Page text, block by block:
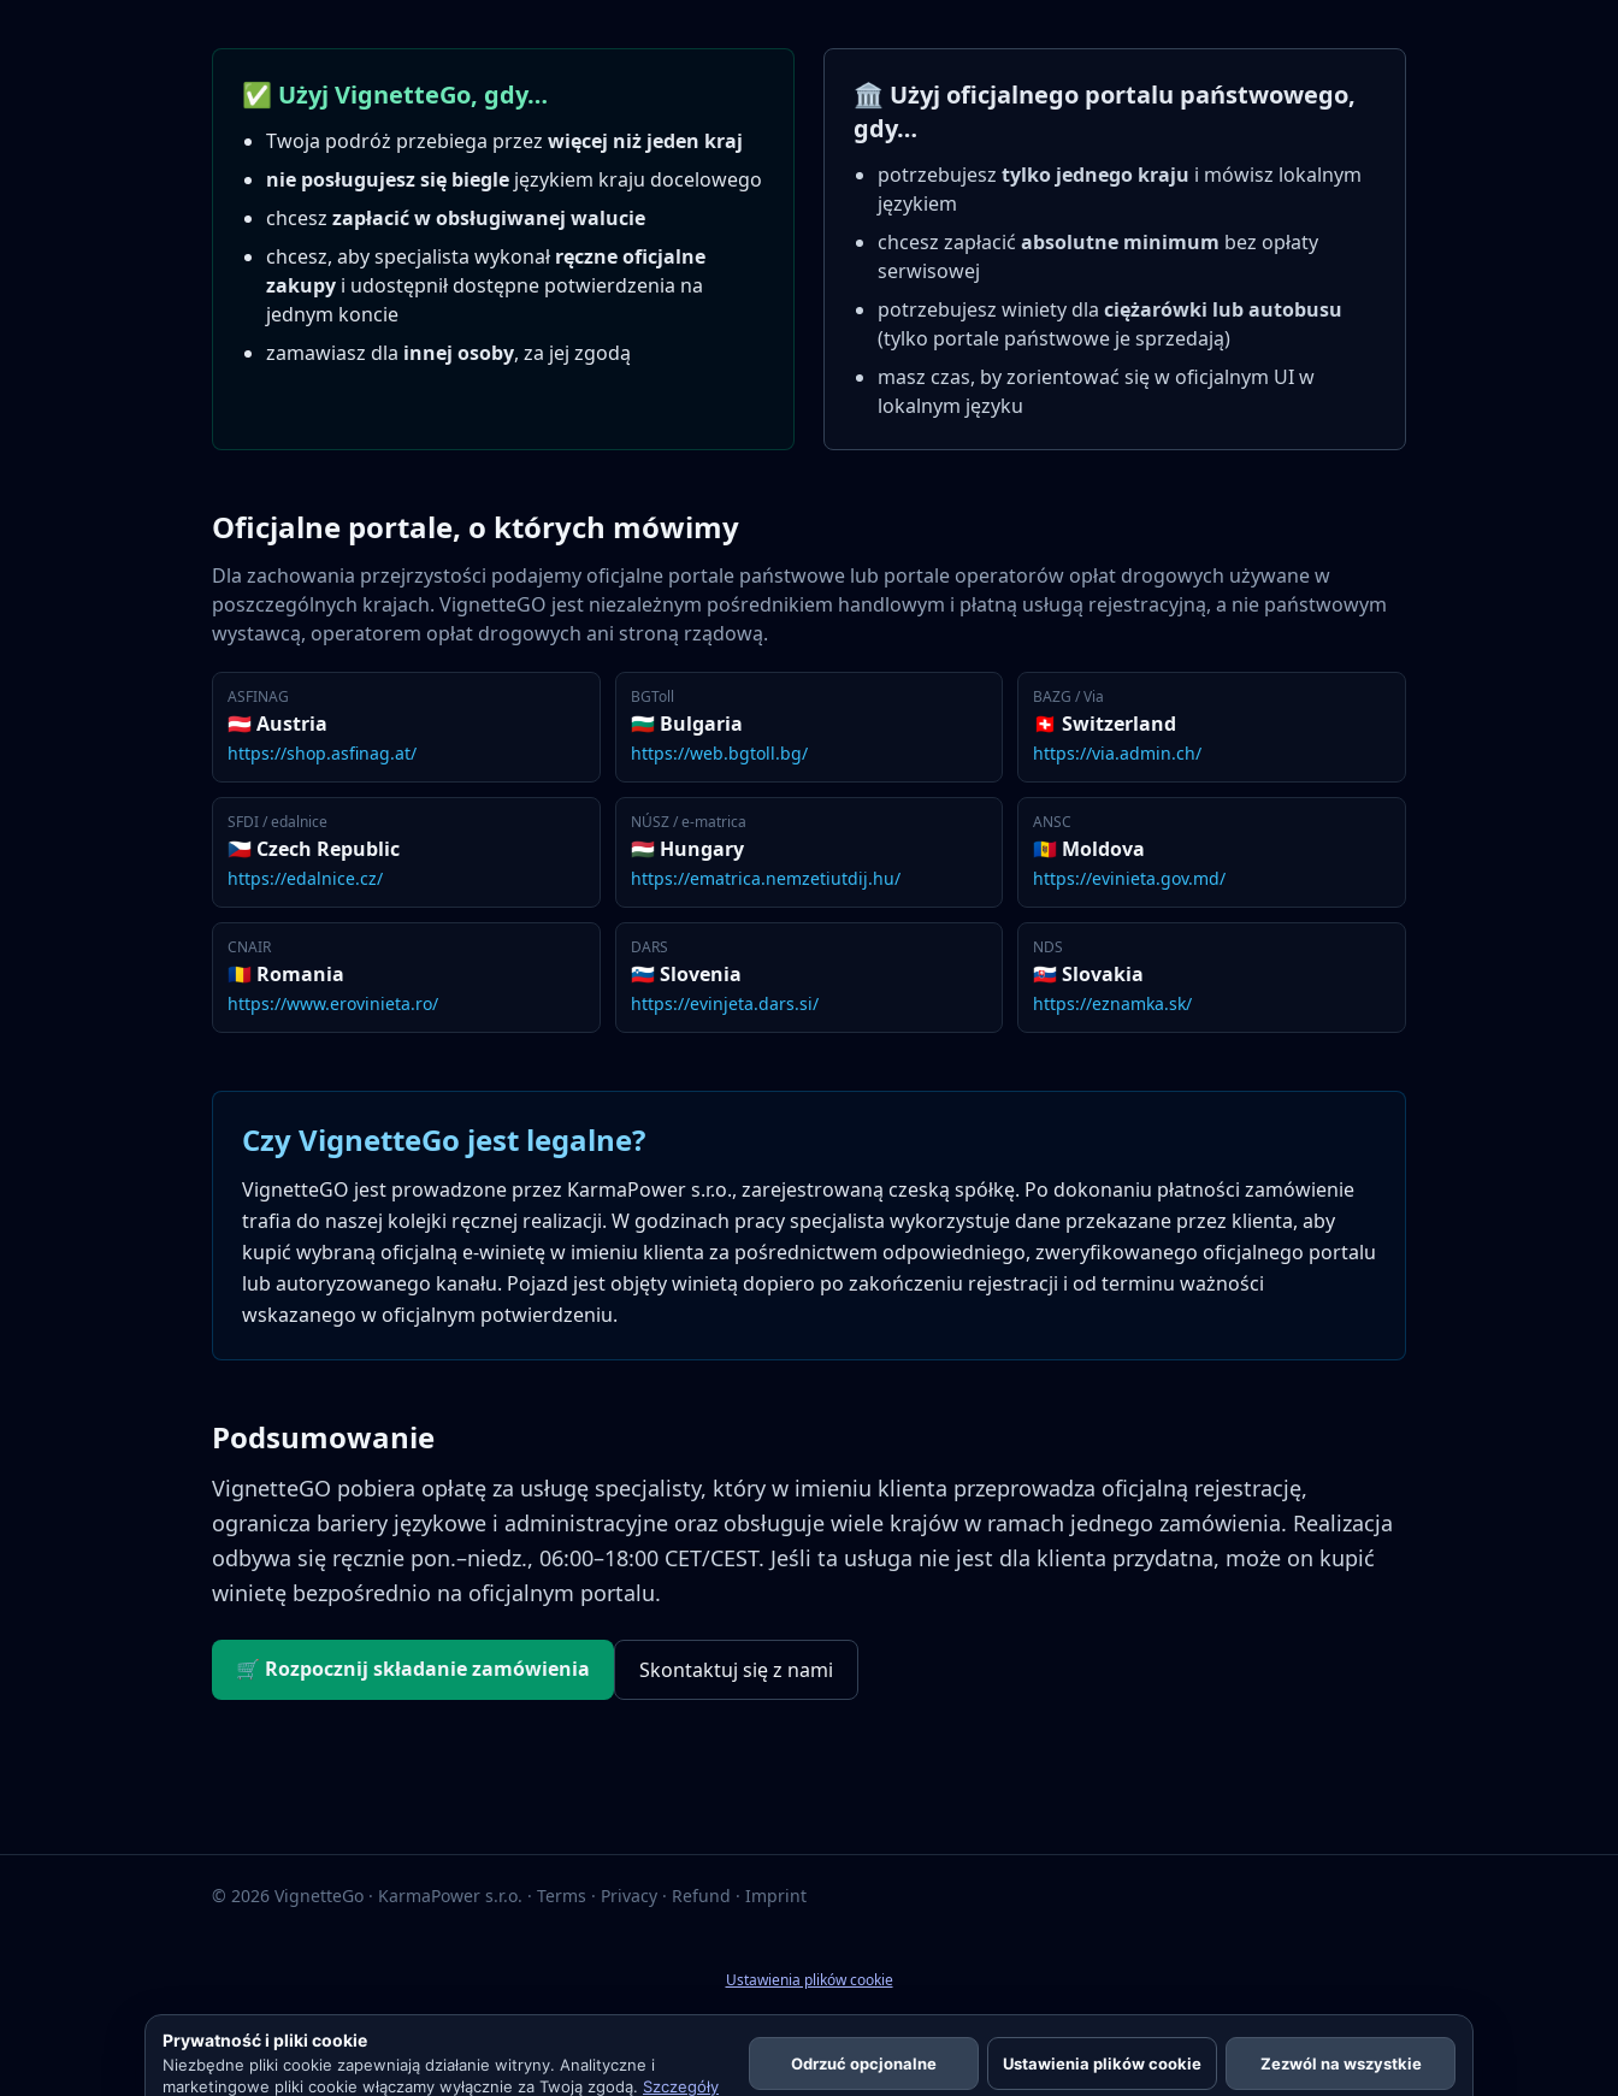
Prywatność i pliki cookie
Niezbędne pliki cookie zapewniają działanie witryny. Analityczne i
marketingowe pliki cookie włączamy wyłącznie za Twoją zgodą. Szczegóły
Odrzuć opcjonalne Ustawienia plików cookie Zezwól na wszystkie
✅ Użyj VignetteGo, gdy…
Twoja podróż przebiega przez więcej niż jeden kraj
nie posługujesz się biegle językiem kraju docelowego
chcesz zapłacić w obsługiwanej walucie
chcesz, aby specjalista wykonał ręczne oficjalne
zakupy i udostępnił dostępne potwierdzenia na
jednym koncie
zamawiasz dla innej osoby, za jej zgodą
🏛️ Użyj oficjalnego portalu państwowego,
gdy…
potrzebujesz tylko jednego kraju i mówisz lokalnym
językiem
chcesz zapłacić absolutne minimum bez opłaty
serwisowej
potrzebujesz winiety dla ciężarówki lub autobusu
(tylko portale państwowe je sprzedają)
masz czas, by zorientować się w oficjalnym UI w
lokalnym języku
Oficjalne portale, o których mówimy
Dla zachowania przejrzystości podajemy oficjalne portale państwowe lub portale operatorów opłat drogowych używane w
poszczególnych krajach. VignetteGO jest niezależnym pośrednikiem handlowym i płatną usługą rejestracyjną, a nie państwowym
wystawcą, operatorem opłat drogowych ani stroną rządową.
ASFINAG
🇦🇹 Austria
https://shop.asfinag.at/
BGToll
🇧🇬 Bulgaria
https://web.bgtoll.bg/
BAZG / Via
🇨🇭 Switzerland
https://via.admin.ch/
SFDI / edalnice
🇨🇿 Czech Republic
https://edalnice.cz/
NÚSZ / e-matrica
🇭🇺 Hungary
https://ematrica.nemzetiutdij.hu/
ANSC
🇲🇩 Moldova
https://evinieta.gov.md/
CNAIR
🇷🇴 Romania
https://www.erovinieta.ro/
DARS
🇸🇮 Slovenia
https://evinjeta.dars.si/
NDS
🇸🇰 Slovakia
https://eznamka.sk/
Czy VignetteGo jest legalne?
VignetteGO jest prowadzone przez KarmaPower s.r.o., zarejestrowaną czeską spółkę. Po dokonaniu płatności zamówienie
trafia do naszej kolejki ręcznej realizacji. W godzinach pracy specjalista wykorzystuje dane przekazane przez klienta, aby
kupić wybraną oficjalną e-winietę w imieniu klienta za pośrednictwem odpowiedniego, zweryfikowanego oficjalnego portalu
lub autoryzowanego kanału. Pojazd jest objęty winietą dopiero po zakończeniu rejestracji i od terminu ważności
wskazanego w oficjalnym potwierdzeniu.
Podsumowanie
VignetteGO pobiera opłatę za usługę specjalisty, który w imieniu klienta przeprowadza oficjalną rejestrację,
ogranicza bariery językowe i administracyjne oraz obsługuje wiele krajów w ramach jednego zamówienia. Realizacja
odbywa się ręcznie pon.–niedz., 06:00–18:00 CET/CEST. Jeśli ta usługa nie jest dla klienta przydatna, może on kupić
winietę bezpośrednio na oficjalnym portalu.
🛒 Rozpocznij składanie zamówienia Skontaktuj się z nami
© 2026 VignetteGo · KarmaPower s.r.o. · Terms · Privacy · Refund · Imprint
Ustawienia plików cookie